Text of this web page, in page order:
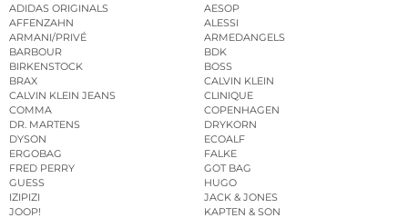
ADIDAS ORIGINALS
AESOP
AFFENZAHN
ALESSI
ARMANI/PRIVÉ
ARMEDANGELS
BARBOUR
BDK
BIRKENSTOCK
BOSS
BRAX
CALVIN KLEIN
CALVIN KLEIN JEANS
CLINIQUE
COMMA
COPENHAGEN
DR. MARTENS
DRYKORN
DYSON
ECOALF
ERGOBAG
FALKE
FRED PERRY
GOT BAG
GUESS
HUGO
IZIPIZI
JACK & JONES
JOOP!
KAPTEN & SON